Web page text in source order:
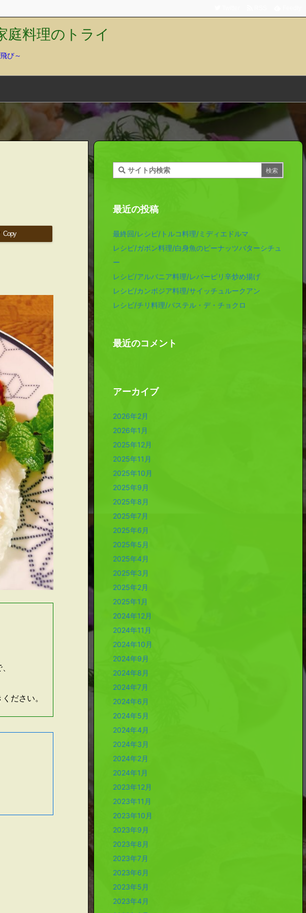
庭料理のトライ
び～
Copy
ださい。
最近の投稿
最終回/レシピ/トルコ料理/ミディエドルマ
レシピ/ガボン料理/白身魚のピーナッツバターシチュ
ー
レシピ/アルバニア料理/レバーピリ辛炒め揚げ
レシピ/カンボジア料理/サイッチュルークアン
レシピ/チリ料理/パステル・デ・チョクロ
最近のコメント
アーカイブ
2026年2月
2026年1月
2025年12月
2025年11月
2025年10月
2025年9月
2025年8月
2025年7月
2025年6月
2025年5月
2025年4月
2025年3月
2025年2月
2025年1月
2024年12月
2024年11月
2024年10月
2024年9月
2024年8月
2024年7月
2024年6月
2024年5月
2024年4月
2024年3月
2024年2月
2024年1月
2023年12月
2023年11月
2023年10月
2023年9月
2023年8月
2023年7月
2023年6月
2023年5月
2023年4月